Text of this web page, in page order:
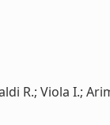
R.; Viola I.;